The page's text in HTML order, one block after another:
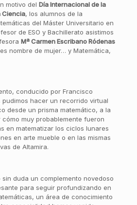
motivo del Día Internacional de la
Ciencia, los alumnos de la
del Máster Universitario en
de ESO y Bachillerato asistimos
Mª Carmen Escribano Ródenas
nombre de mujer… y Matemática,
conducido por Francisco
pudimos hacer un recorrido virtual
desde un prisma matemático, a la
muy probablemente fueron
en matematizar los ciclos lunares
en arte mueble o en las mismas
de Altamira.
sin duda un complemento novedoso
para seguir profundizando en
un área de conocimiento